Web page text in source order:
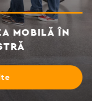
MOBILĂ ÎN